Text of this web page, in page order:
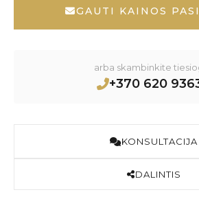
GAUTI KAINOS
arba skambinkite
+370 620
KONSULTACIJA
DALINTIS